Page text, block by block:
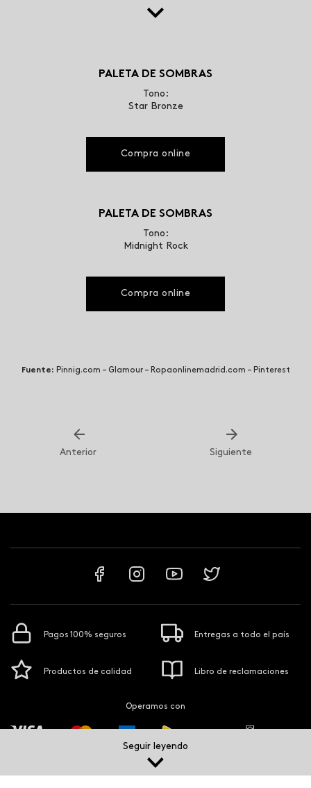
Seguir leyendo
PALETA DE SOMBRAS
Tono:
Star Bronze
Compra online
PALETA DE SOMBRAS
Tono:
Midnight Rock
Compra online
Fuente: Pinnig.com – Glamour – Ropaonlinemadrid.com – Pinterest
Anterior Siguiente
Pagos 100% seguros Entregas a todo el país
Productos de calidad Libro de reclamaciones
Operamos con